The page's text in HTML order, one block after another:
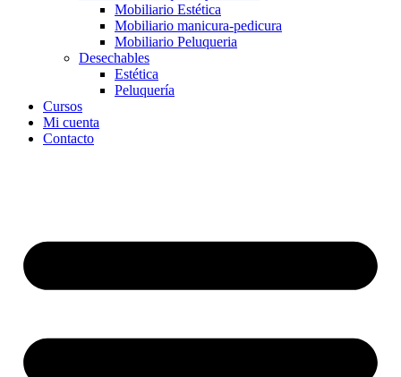
Mobiliario Estética
Mobiliario manicura-pedicura
Mobiliario Peluqueria
Desechables
Estética
Peluquería
Cursos
Mi cuenta
Contacto